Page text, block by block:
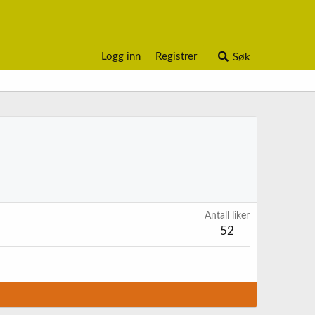
Logg inn Registrer Søk
Antall liker
52